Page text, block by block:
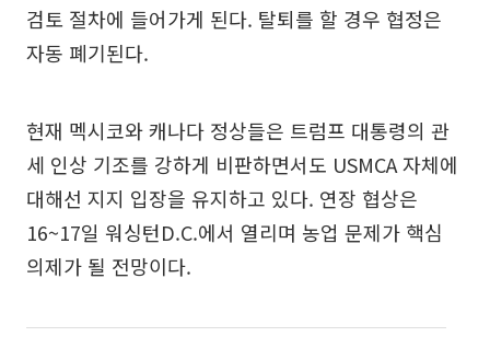
검토 절차에 들어가게 된다. 탈퇴를 할 경우 협정은
자동 폐기된다.
현재 멕시코와 캐나다 정상들은 트럼프 대통령의 관
세 인상 기조를 강하게 비판하면서도 USMCA 자체에
대해선 지지 입장을 유지하고 있다. 연장 협상은
16~17일 워싱턴D.C.에서 열리며 농업 문제가 핵심
의제가 될 전망이다.